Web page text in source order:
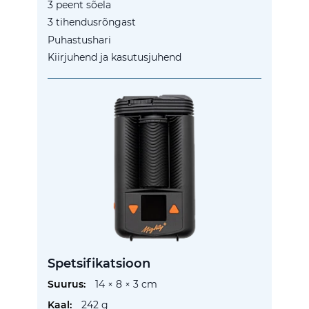
3 peent sõela
3 tihendusrõngast
Puhastushari
Kiirjuhend ja kasutusjuhend
Spetsifikatsioon
Lisainfo
14 × 8 × 3 cm
242 g